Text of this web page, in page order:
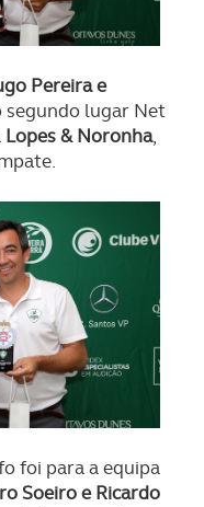
Pereira e
segundo lugar Net
Lopes & Noronha,
foi para a equipa
Soeiro e Ricardo